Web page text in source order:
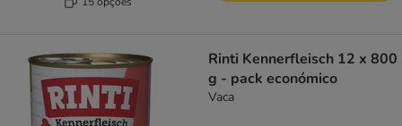
Rinti Kennerfleisch 12 x 800
g - pack económico
Vaca